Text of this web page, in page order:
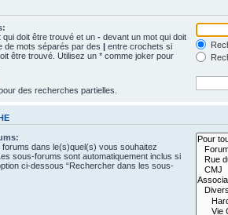
qui doit être trouvé et un - devant un mot qui doit
de mots séparés par des | entre crochets si
être trouvé. Utilisez un * comme joker pour
des recherches partielles.
dans le(s)quel(s) vous souhaitez
sous-forums sont automatiquement inclus si
ci-dessous “Rechercher dans les sous-